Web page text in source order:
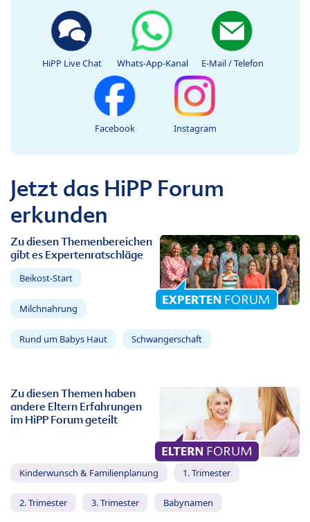
HiPP Live Chat Whats-App-Kanal E-Mail / Telefon
Facebook Instagram
Jetzt das HiPP Forum
erkunden
Zu diesen Themenbereichen
gibt es Expertenratschläge
Beikost-Start
Milchnahrung
Rund um Babys Haut Schwangerschaft
Zu diesen Themen haben
andere Eltern Erfahrungen
im HiPP Forum geteilt
Kinderwunsch & Familienplanung 1. Trimester
2. Trimester 3. Trimester Babynamen